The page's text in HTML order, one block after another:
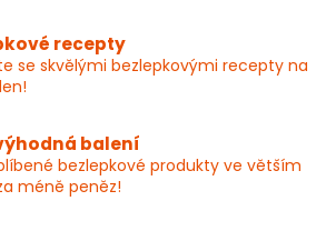
recepty
se skvělými bezlepkovými recepty na
balení
bezlepkové produkty ve větším
méně peněz!